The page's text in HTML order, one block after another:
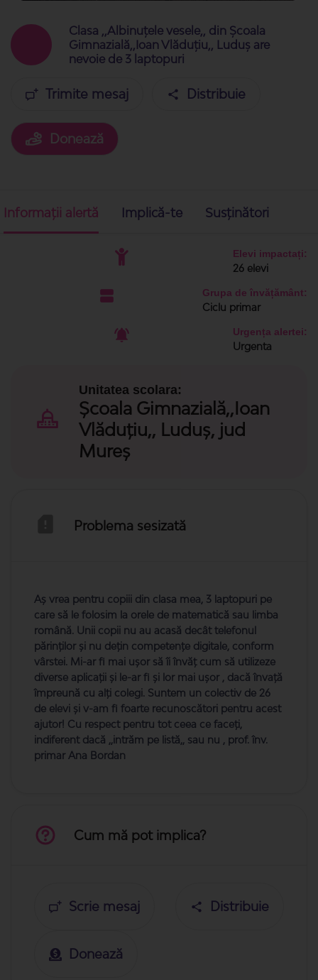
Clasa ,,Albinuțele vesele,, din Școala
Gimnazială,,Ioan Vlăduțiu,, Luduș are
nevoie de 3 laptopuri
Trimite mesaj Distribuie
Donează
Informații alertă Implică-te Susținători
Elevi impactați:
26 elevi
Grupa de învățământ:
Ciclu primar
Urgența alertei:
Urgenta
Unitatea scolara:
Școala Gimnazială,,Ioan
Vlăduțiu,, Luduș, jud
Mureș
Problema sesizată
Aș vrea pentru copiii din clasa mea, 3 laptopuri pe
care să le folosim la orele de matematică sau limba
română. Unii copii nu au acasă decât telefonul
părinților și nu dețin competențe digitale, conform
vârstei. Mi-ar fi mai ușor să îi învăț cum să utilizeze
diverse aplicații și le-ar fi și lor mai ușor , dacă învață
împreună cu alți colegi. Suntem un colectiv de 26
de elevi și v-am fi foarte recunoscători pentru acest
ajutor! Cu respect pentru tot ceea ce faceți,
indiferent dacă ,,intrăm pe listă,, sau nu , prof. înv.
primar Ana Bordan
Cum mă pot implica?
Scrie mesaj Distribuie
Donează